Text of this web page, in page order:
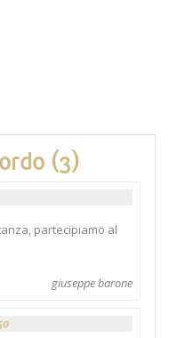
(3)
partecipiamo al
giuseppe barone